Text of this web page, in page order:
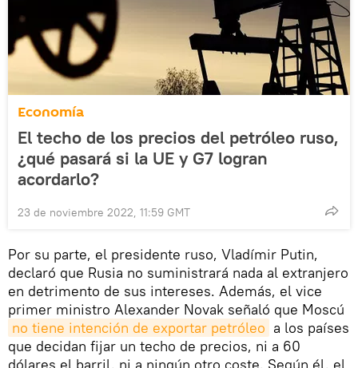
Economía
El techo de los precios del petróleo ruso,
¿qué pasará si la UE y G7 logran
acordarlo?
23 de noviembre 2022, 11:59 GMT
Por su parte, el presidente ruso, Vladímir Putin,
declaró que Rusia no suministrará nada al extranjero
en detrimento de sus intereses. Además, el vice
primer ministro Alexander Novak señaló que Moscú
no tiene intención de exportar petróleo a los países
que decidan fijar un techo de precios, ni a 60
dólares el barril, ni a ningún otro coste. Según él, el